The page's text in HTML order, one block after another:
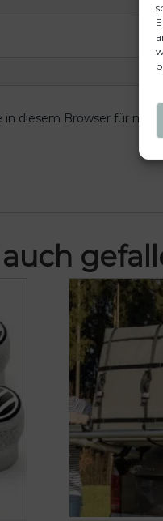
in diesem Browser für